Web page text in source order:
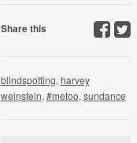
Share this
blindspotting, harvey
weinstein, #metoo, sundance